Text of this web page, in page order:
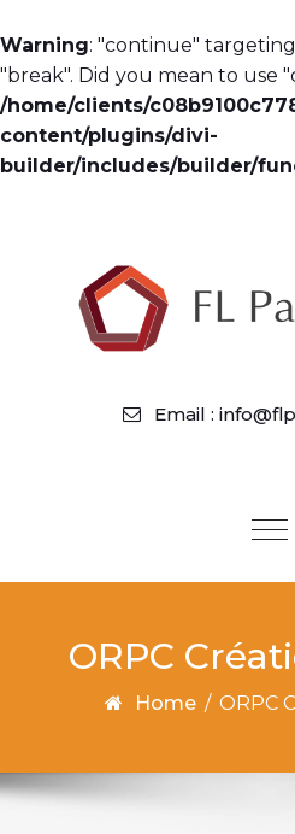
Warning: "continue"
"break". Did you mean to use
/home/clients/
content/plugins/divi-
builder/includes/builder/
Email :
ORPC
Home / ORPC